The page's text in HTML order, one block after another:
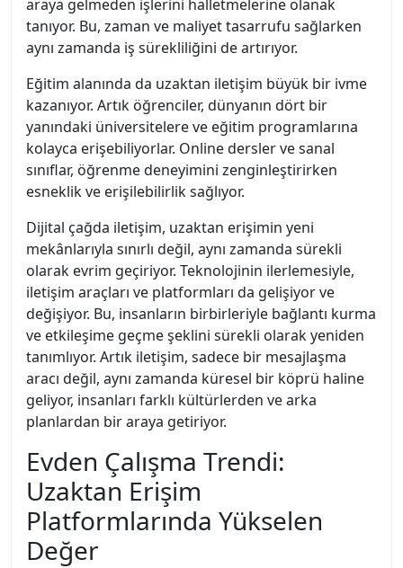
araya gelmeden işlerini halletmelerine olanak
tanıyor. Bu, zaman ve maliyet tasarrufu sağlarken
aynı zamanda iş sürekliliğini de artırıyor.
Eğitim alanında da uzaktan iletişim büyük bir ivme
kazanıyor. Artık öğrenciler, dünyanın dört bir
yanındaki üniversitelere ve eğitim programlarına
kolayca erişebiliyorlar. Online dersler ve sanal
sınıflar, öğrenme deneyimini zenginleştirirken
esneklik ve erişilebilirlik sağlıyor.
Dijital çağda iletişim, uzaktan erişimin yeni
mekânlarıyla sınırlı değil, aynı zamanda sürekli
olarak evrim geçiriyor. Teknolojinin ilerlemesiyle,
iletişim araçları ve platformları da gelişiyor ve
değişiyor. Bu, insanların birbirleriyle bağlantı kurma
ve etkileşime geçme şeklini sürekli olarak yeniden
tanımlıyor. Artık iletişim, sadece bir mesajlaşma
aracı değil, aynı zamanda küresel bir köprü haline
geliyor, insanları farklı kültürlerden ve arka
planlardan bir araya getiriyor.
Evden Çalışma Trendi:
Uzaktan Erişim
Platformlarında Yükselen
Değer